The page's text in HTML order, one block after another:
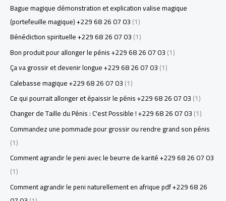
Bague magique démonstration et explication valise magique
(portefeuille magique) +229 68 26 07 03(1)
Bénédiction spirituelle +229 68 26 07 03(1)
Bon produit pour allonger le pénis +229 68 26 07 03(1)
Ça va grossir et devenir longue +229 68 26 07 03(1)
Calebasse magique +229 68 26 07 03(1)
Ce qui pourrait allonger et épaissir le pénis +229 68 26 07 03(1)
Changer de Taille du Pénis : C'est Possible ! +229 68 26 07 03(1)
Commandez une pommade pour grossir ou rendre grand son pénis
(1)
Comment agrandir le peni avec le beurre de karité +229 68 26 07 03
(1)
Comment agrandir le peni naturellement en afrique pdf +229 68 26